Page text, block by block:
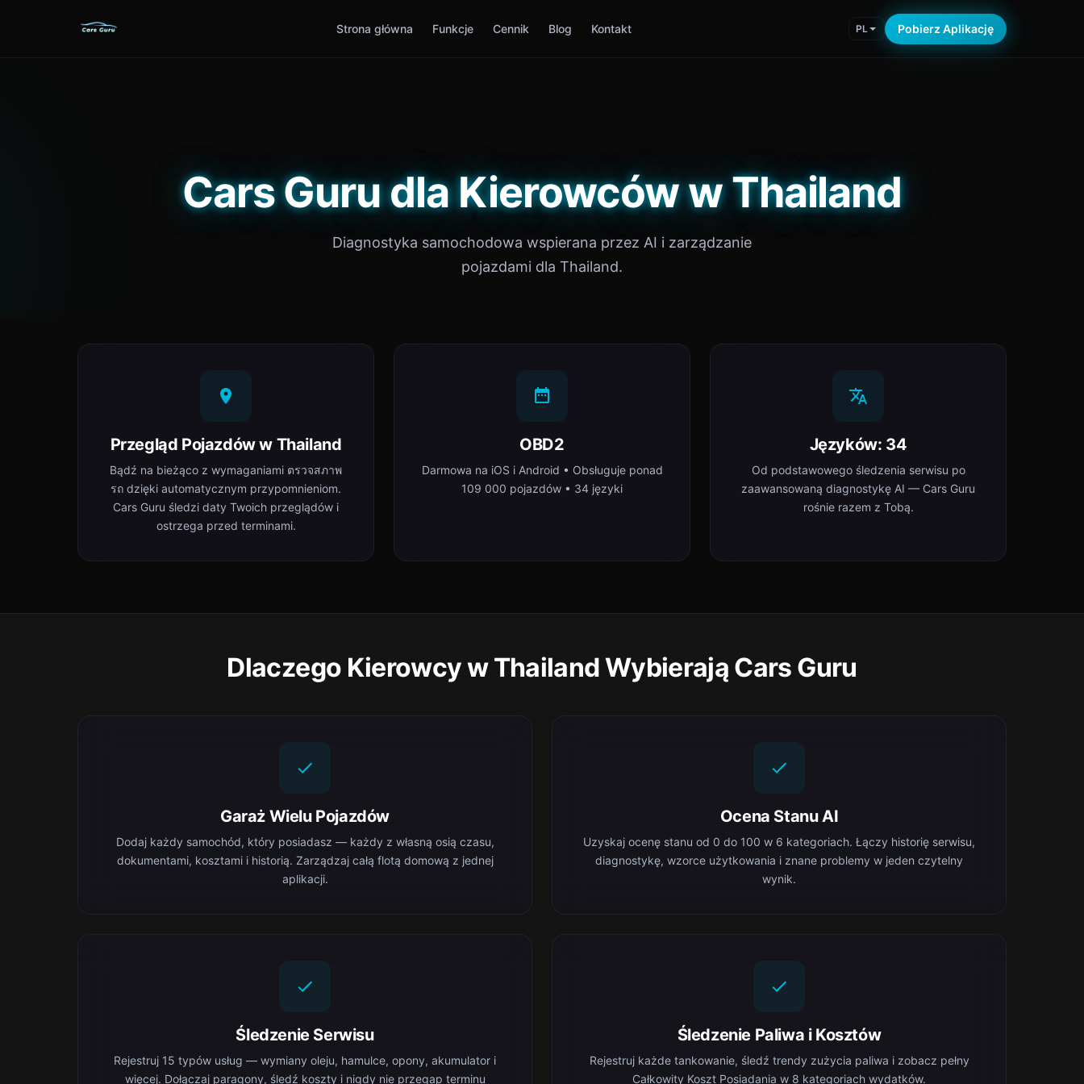
Strona główna Funkcje Cennik Blog Kontakt PL Pobierz Aplikację
Cars Guru dla Kierowców w Thailand
Diagnostyka samochodowa wspierana przez AI i zarządzanie
pojazdami dla Thailand.
Przegląd Pojazdów w Thailand
Bądź na bieżąco z wymaganiami ตรวจสภาพ
รถ dzięki automatycznym przypomnieniom.
Cars Guru śledzi daty Twoich przeglądów i
ostrzega przed terminami.
OBD2
Darmowa na iOS i Android • Obsługuje ponad
109 000 pojazdów • 34 języki
Języków: 34
Od podstawowego śledzenia serwisu po
zaawansowaną diagnostykę AI — Cars Guru
rośnie razem z Tobą.
Dlaczego Kierowcy w Thailand Wybierają Cars Guru
Garaż Wielu Pojazdów
Dodaj każdy samochód, który posiadasz — każdy z własną osią czasu,
dokumentami, kosztami i historią. Zarządzaj całą flotą domową z jednej
aplikacji.
Ocena Stanu AI
Uzyskaj ocenę stanu od 0 do 100 w 6 kategoriach. Łączy historię serwisu,
diagnostykę, wzorce użytkowania i znane problemy w jeden czytelny
wynik.
Śledzenie Serwisu
Rejestruj 15 typów usług — wymiany oleju, hamulce, opony, akumulator i
więcej. Dołączaj paragony, śledź koszty i nigdy nie przegap terminu
Śledzenie Paliwa i Kosztów
Rejestruj każde tankowanie, śledź trendy zużycia paliwa i zobacz pełny
Całkowity Koszt Posiadania w 8 kategoriach wydatków.